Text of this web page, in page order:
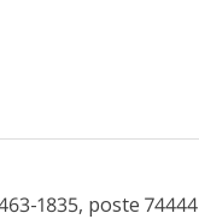
1835, poste 74444